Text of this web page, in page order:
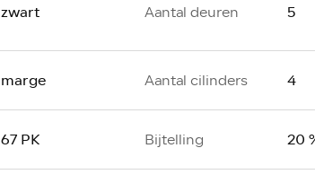
zwart Aantal deuren 5
marge Aantal cilinders 4
67 PK Bijtelling 20